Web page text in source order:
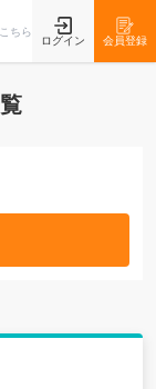
ちら
ログイン 会員登録